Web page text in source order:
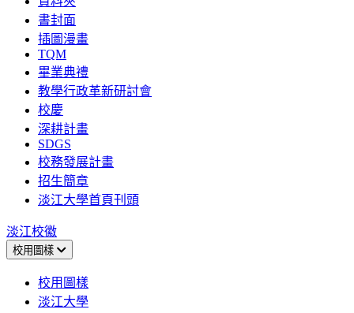
書封面
插圖漫畫
TQM
畢業典禮
教學行政革新研討會
校慶
深耕計畫
SDGS
校務發展計畫
招生簡章
淡江大學首頁刊頭
淡江校徽
校用圖樣
校用圖樣
淡江大學